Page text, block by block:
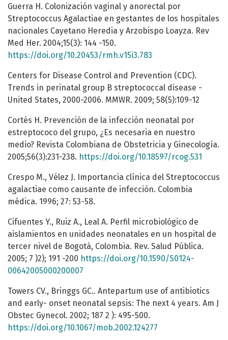
Guerra H. Colonización vaginal y anorectal por
Streptococcus Agalactiae en gestantes de los hospitales
nacionales Cayetano Heredia y Arzobispo Loayza. Rev
Med Her. 2004;15(3): 144 -150.
https://doi.org/10.20453/rmh.v15i3.783
Centers for Disease Control and Prevention (CDC).
Trends in perinatal group B streptococcal disease -
United States, 2000-2006. MMWR. 2009; 58(5):109-12
Cortés H. Prevención de la infección neonatal por
estreptococo del grupo, ¿Es necesaria en nuestro
medio? Revista Colombiana de Obstetricia y Ginecología.
2005;56(3):231-238. https://doi.org/10.18597/rcog.531
Crespo M., Vélez J. Importancia clínica del Streptococcus
agalactiae como causante de infección. Colombia
médica. 1996; 27: 53-58.
Cifuentes Y., Ruiz A., Leal A. Perfil microbiológico de
aislamientos en unidades neonatales en un hospital de
tercer nivel de Bogotá, Colombia. Rev. Salud Pública.
2005; 7 )2); 191 -200 https://doi.org/10.1590/S0124-
00642005000200007
Towers CV., Bringgs GC.. Antepartum use of antibiotics
and early- onset neonatal sepsis: The next 4 years. Am J
Obstec Gynecol. 2002; 187 2 ): 495-500.
https://doi.org/10.1067/mob.2002.124277